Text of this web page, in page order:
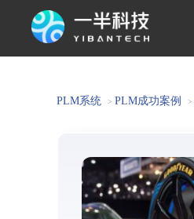
PLM系统 > PLM成功案例 >